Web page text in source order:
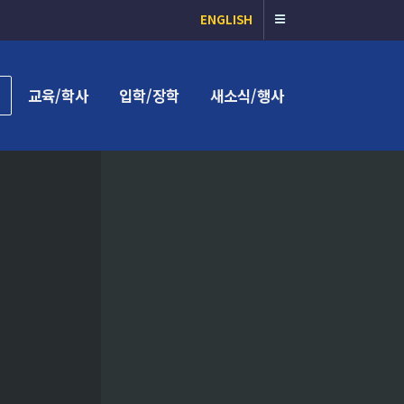
ENGLISH
교육/학사 입학/장학 새소식/행사